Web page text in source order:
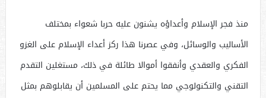
منذ فجر الإسلام وأعداؤه يشنون عليه حربا شعواء بمختلف
الأساليب والوسائل، وفي عصرنا هذا ركز أعداء الإسلام على الغزو
الفكري والعقدي وأنفقوا أموالا طائلة في ذلك، مستغلين التقدم
التقني والتكنولوجي مما يحتم على المسلمين أن يقابلوهم بمثل